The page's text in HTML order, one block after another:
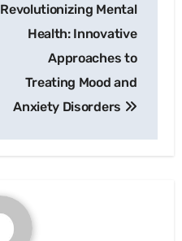
Revolutionizing Mental
Health: Innovative
Approaches to
Treating Mood and
Anxiety Disorders